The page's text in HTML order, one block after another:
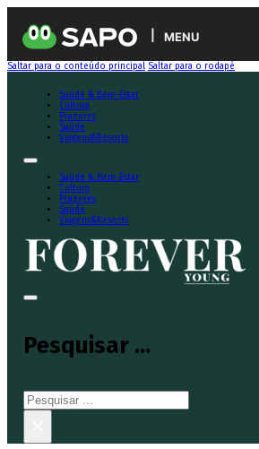
MENU
Saltar para o conteúdo principal Saltar para o rodapé
Saúde & Bem-Estar
Cultura
Prazeres
Saúde
Viagens&Resorts
Saúde & Bem-Estar
Cultura
Prazeres
Saúde
Viagens&Resorts
Pesquisar ...
Pesquisar